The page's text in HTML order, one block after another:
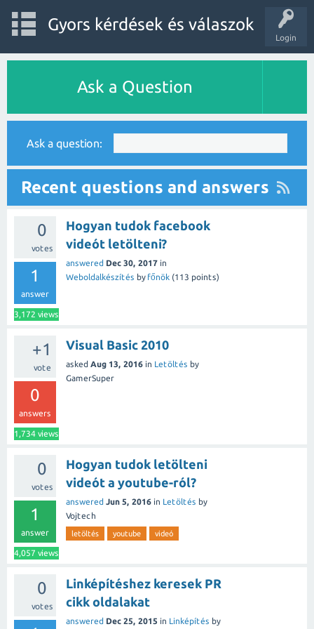
Login
Gyors kérdések és válaszok
Ask a Question
Ask a question:
Recent questions and answers
0
votes
1
answer
3,172 views
Hogyan tudok facebook
videót letölteni?
answered Dec 30, 2017 in
Weboldalkészítés by főnök (113 points)
+1
vote
0
answers
1,734 views
Visual Basic 2010
asked Aug 13, 2016 in Letöltés by
GamerSuper
0
votes
1
answer
4,057 views
Hogyan tudok letölteni
videót a youtube-ról?
answered Jun 5, 2016 in Letöltés by
Vojtech
letöltés youtube videó
0
votes
Linképítéshez keresek PR
cikk oldalakat
answered Dec 25, 2015 in Linképítés by